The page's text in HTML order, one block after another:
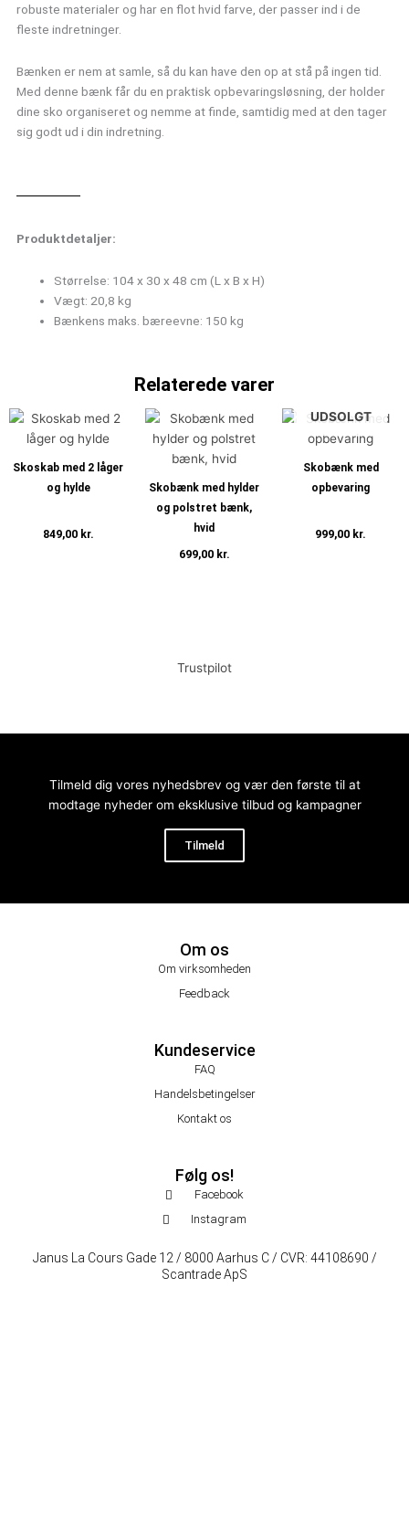
robuste materialer og har en flot hvid farve, der passer ind i de
fleste indretninger.
Bænken er nem at samle, så du kan have den op at stå på ingen tid.
Med denne bænk får du en praktisk opbevaringsløsning, der holder
dine sko organiseret og nemme at finde, samtidig med at den tager
sig godt ud i din indretning.
Produktdetaljer:
Størrelse: 104 x 30 x 48 cm (L x B x H)
Vægt: 20,8 kg
Bænkens maks. bæreevne: 150 kg
Relaterede varer
Skoskab med 2 låger
og hylde
849,00 kr.
Skobænk med hylder
og polstret bænk,
hvid
699,00 kr.
UDSOLGT
Skobænk med
opbevaring
999,00 kr.
Trustpilot
Tilmeld dig vores nyhedsbrev og vær den første til at
modtage nyheder om eksklusive tilbud og kampagner
Tilmeld
Om os
Om virksomheden
Feedback
Kundeservice
FAQ
Handelsbetingelser
Kontakt os
Følg os!
Facebook
Instagram
Janus La Cours Gade 12 / 8000 Aarhus C / CVR: 44108690 /
Scantrade ApS